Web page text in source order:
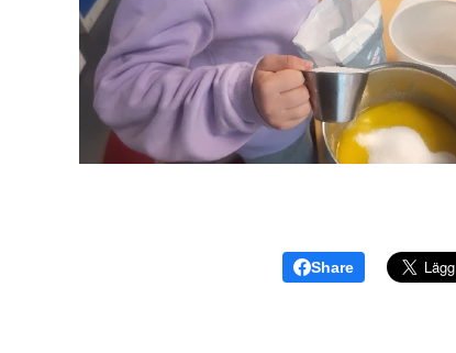
Share